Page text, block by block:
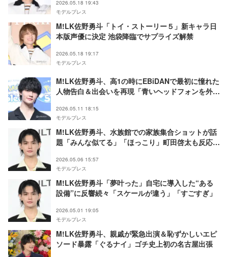
2026.05.18 19:43
モデルプレス
M!LK佐野勇斗「トイ・ストーリー５」新キャラ日
本版声優に決定 池袋降臨でサプライズ解禁
2026.05.18 19:17
モデルプレス
M!LK佐野勇斗、高1の時にEBiDANで最初に憧れた
人物告白＆出会いを再現「青いヘッドフォンを外し
2026.05.11 18:15
モデルプレス
M!LK佐野勇斗、水族館での家族集合ショットが話
題「みんな似てる」「ほっこり」町田啓太も反応
2026.05.06 15:57
モデルプレス
M!LK佐野勇斗「夢叶った」自宅に導入した“ある
設備”に反響続々「スケールが違う」「すごすぎ」
2026.05.01 19:05
モデルプレス
M!LK佐野勇斗、親戚が緊急出演＆恥ずかしいエピ
ソード暴露「ぐるナイ」ゴチ史上初の名古屋出張